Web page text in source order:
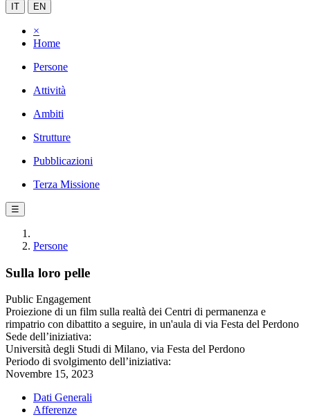
IT EN
×
Home
Persone
Attività
Ambiti
Strutture
Pubblicazioni
Terza Missione
☰
Persone
Sulla loro pelle
Public Engagement
Proiezione di un film sulla realtà dei Centri di permanenza e
rimpatrio con dibattito a seguire, in un'aula di via Festa del Perdono
Sede dell’iniziativa:
Università degli Studi di Milano, via Festa del Perdono
Periodo di svolgimento dell’iniziativa:
Novembre 15, 2023
Dati Generali
Afferenze